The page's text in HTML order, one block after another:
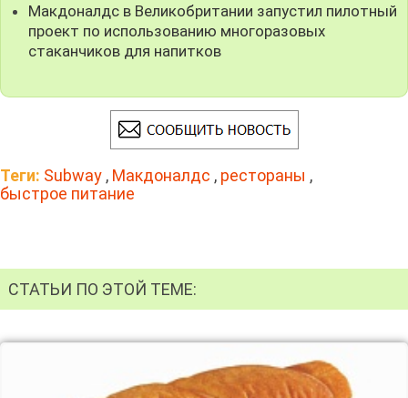
Макдоналдс в Великобритании запустил пилотный
проект по использованию многоразовых
стаканчиков для напитков
Теги: Subway , Макдоналдс , рестораны ,
быстрое питание
СТАТЬИ ПО ЭТОЙ ТЕМЕ: